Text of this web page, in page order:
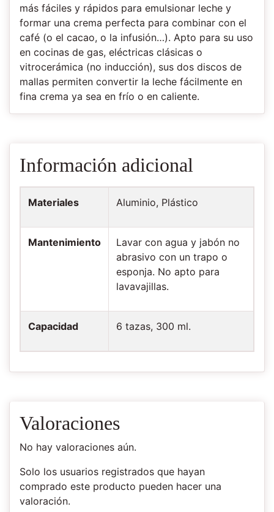
más fáciles y rápidos para emulsionar leche y
formar una crema perfecta para combinar con el
café (o el cacao, o la infusión…). Apto para su uso
en cocinas de gas, eléctricas clásicas o
vitrocerámica (no inducción), sus dos discos de
mallas permiten convertir la leche fácilmente en
fina crema ya sea en frío o en caliente.
Información adicional
Materiales Aluminio, Plástico
Mantenimiento
Lavar con agua y jabón no
abrasivo con un trapo o
esponja. No apto para
lavavajillas.
Capacidad 6 tazas, 300 ml.
Valoraciones
No hay valoraciones aún.
Solo los usuarios registrados que hayan
comprado este producto pueden hacer una
valoración.